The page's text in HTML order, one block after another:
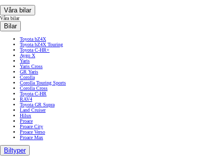
Våra bilar
Våra bilar
Bilar
Toyota bZ4X
Toyota bZ4X Touring
Toyota C-HR+
Aygo X
Yaris
Yaris Cross
GR Yaris
Corolla
Corolla Touring Sports
Corolla Cross
Toyota C-HR
RAV4
Toyota GR Supra
Land Cruiser
Hilux
Proace
Proace City
Proace Verso
Proace Max
Biltyper